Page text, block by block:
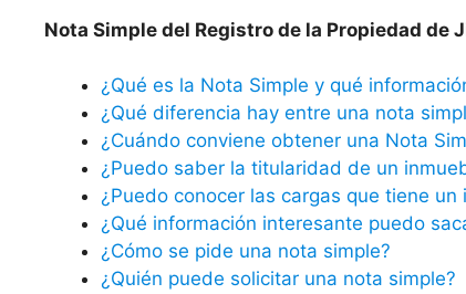
Nota Simple del Registro de la Propiedad de
¿Qué es la Nota Simple y qué
¿Qué diferencia hay entre una nota
¿Cuándo conviene obtener una Nota
¿Puedo saber la titularidad de un
¿Puedo conocer las cargas que tiene
¿Qué información interesante puedo
¿Cómo se pide una nota simple?
¿Quién puede solicitar una nota simple?